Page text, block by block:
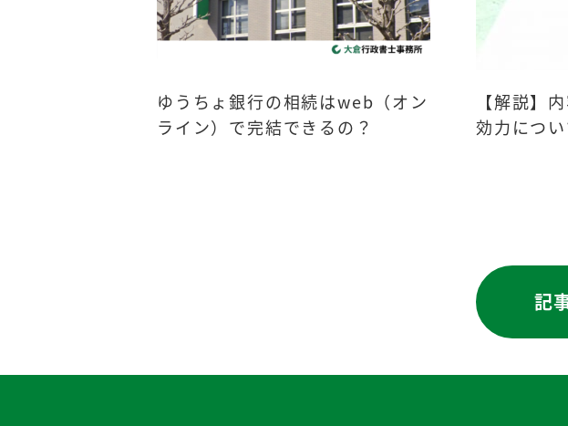
ゆうちょ銀行の相続はweb（オン
ライン）で完結できるの？
【解説】
効力につい
記